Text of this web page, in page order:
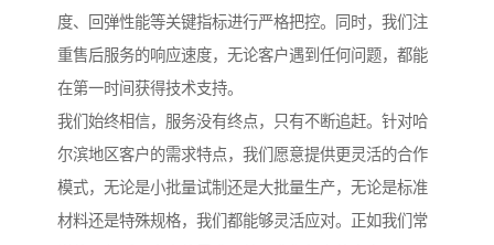
度、回弹性能等关键指标进行严格把控。同时，我们注
重售后服务的响应速度，无论客户遇到任何问题，都能
在第一时间获得技术支持。
我们始终相信，服务没有终点，只有不断追赶。针对哈
尔滨地区客户的需求特点，我们愿意提供更灵活的合作
模式，无论是小批量试制还是大批量生产，无论是标准
材料还是特殊规格，我们都能够灵活应对。正如我们常